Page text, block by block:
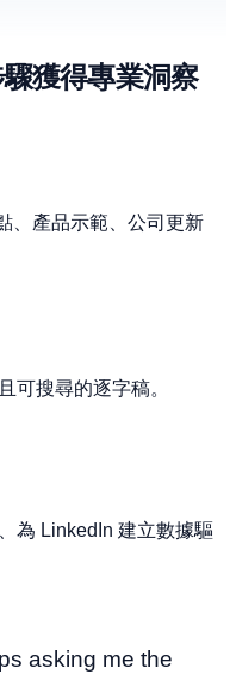
獲得專業洞察
、產品示範、公司更新
可搜尋的逐字稿。
為 LinkedIn 建立數據驅
asking me the